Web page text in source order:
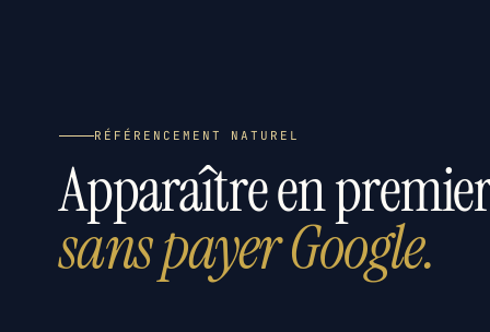
RÉFÉRENCEMENT NATUREL
Apparaître en
sans payer Google.